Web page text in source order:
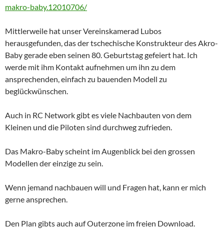
makro-baby.12010706/
Mittlerweile hat unser Vereinskamerad Lubos
herausgefunden, das der tschechische Konstrukteur des Akro-
Baby gerade eben seinen 80. Geburtstag gefeiert hat. Ich
werde mit ihm Kontakt aufnehmen um ihn zu dem
ansprechenden, einfach zu bauenden Modell zu
beglückwünschen.
Auch in RC Network gibt es viele Nachbauten von dem
Kleinen und die Piloten sind durchweg zufrieden.
Das Makro-Baby scheint im Augenblick bei den grossen
Modellen der einzige zu sein.
Wenn jemand nachbauen will und Fragen hat, kann er mich
gerne ansprechen.
Den Plan gibts auch auf Outerzone im freien Download.